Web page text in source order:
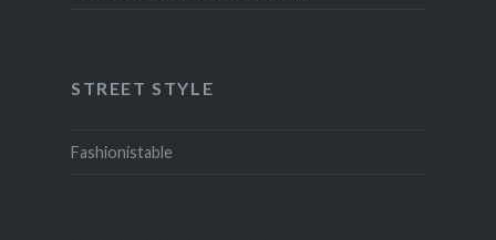
STREET STYLE
Fashionistable